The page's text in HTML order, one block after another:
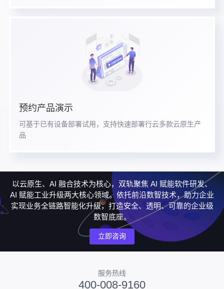
预约产品演示
可基于已有设备部署试用，支持快速部署行云多款云原生产
品
以云原生、AI 融合技术为核心，双轨聚焦 AI 赋能软件研发、
AI 赋能工业升级两大核心领域。依托前沿数智技术，助力企业
实现业务全链路智能化升级，打造安全、透明、可靠的企业级
数智底座。
立即咨询
服务热线
400-008-9160